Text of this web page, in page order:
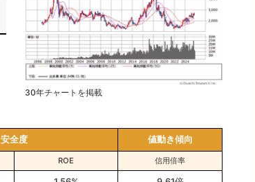
30年チャートを掲載
安全度 値動き傾向
ROE 信用倍率